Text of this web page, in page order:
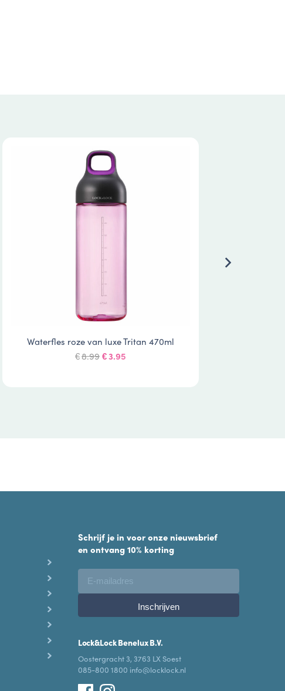
Waterfles roze van luxe Tritan 470ml
€8.99Oorspronkelijke
€3.95
Schrijf je in voor onze nieuwsbrief
en ontvang 10% korting
Lock&Lock Benelux B.V.
Oostergracht 3, 3763 LX Soest
085-800 1800 info@locklock.nl